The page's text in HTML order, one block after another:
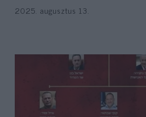
2025. augusztus 13.